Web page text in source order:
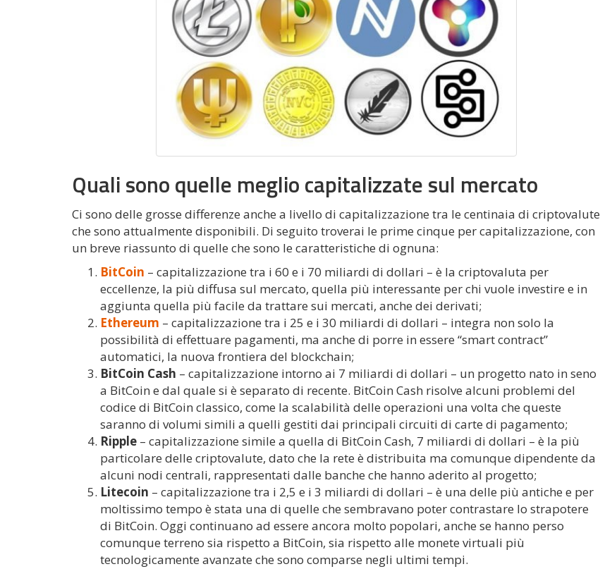
Quali sono quelle meglio capitalizzate sul mercato
Ci sono delle grosse differenze anche a livello di capitalizzazione tra le centinaia di criptovalute
che sono attualmente disponibili. Di seguito troverai le prime cinque per capitalizzazione, con
un breve riassunto di quelle che sono le caratteristiche di ognuna:
BitCoin – capitalizzazione tra i 60 e i 70 miliardi di dollari – è la criptovaluta per
eccellenze, la più diffusa sul mercato, quella più interessante per chi vuole investire e in
aggiunta quella più facile da trattare sui mercati, anche dei derivati;
Ethereum – capitalizzazione tra i 25 e i 30 miliardi di dollari – integra non solo la
possibilità di effettuare pagamenti, ma anche di porre in essere “smart contract”
automatici, la nuova frontiera del blockchain;
BitCoin Cash – capitalizzazione intorno ai 7 miliardi di dollari – un progetto nato in seno
a BitCoin e dal quale si è separato di recente. BitCoin Cash risolve alcuni problemi del
codice di BitCoin classico, come la scalabilità delle operazioni una volta che queste
saranno di volumi simili a quelli gestiti dai principali circuiti di carte di pagamento;
Ripple – capitalizzazione simile a quella di BitCoin Cash, 7 miliardi di dollari – è la più
particolare delle criptovalute, dato che la rete è distribuita ma comunque dipendente da
alcuni nodi centrali, rappresentati dalle banche che hanno aderito al progetto;
Litecoin – capitalizzazione tra i 2,5 e i 3 miliardi di dollari – è una delle più antiche e per
moltissimo tempo è stata una di quelle che sembravano poter contrastare lo strapotere
di BitCoin. Oggi continuano ad essere ancora molto popolari, anche se hanno perso
comunque terreno sia rispetto a BitCoin, sia rispetto alle monete virtuali più
tecnologicamente avanzate che sono comparse negli ultimi tempi.